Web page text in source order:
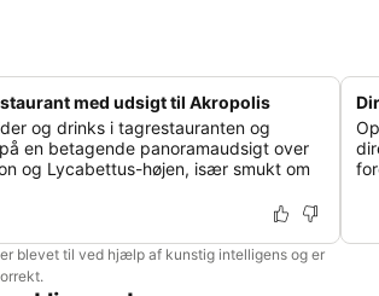
med udsigt til Akropolis
og drinks i tagrestauranten og
en betagende panoramaudsigt over
og Lycabettus-højen, især smukt om
blevet til ved hjælp af kunstig intelligens og er